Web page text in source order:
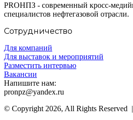
PROНПЗ - современный кросс-
специалистов нефтегазовой отрасли.
Сотрудничество
Для компаний
Для выставок и мероприятий
Разместить интервью
Вакансии
Напишите нам:
pronpz@yandex.ru
© Copyright 2026, All Rights